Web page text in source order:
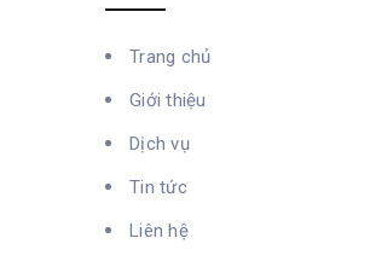
Trang chủ
Giới thiệu
Dịch vụ
Tin tức
Liên hệ